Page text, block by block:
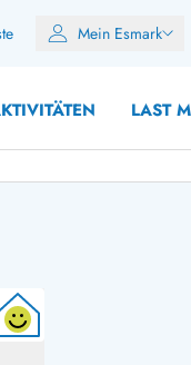
Mein Esmark
LAST